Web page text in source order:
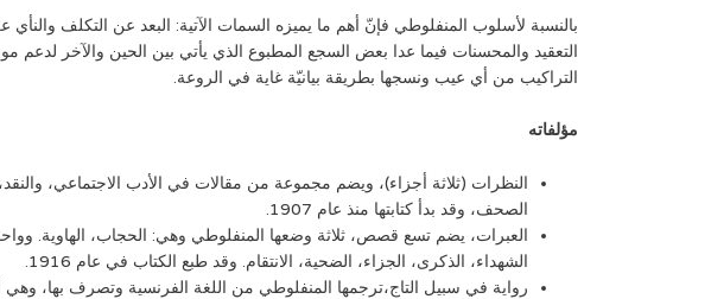
بالنسبة لأسلوب المنفلوطي فإنّ أهم ما يميزه السمات الآتية: البعد عن التكلف والنأي
التعقيد والمحسنات فيما عدا بعض السجع المطبوع الذي يأتي بين الحين والآخر لدعم
التراكيب من أي عيب ونسجها بطريقة بيانيّة غاية في الروعة.
مؤلفاته
النظرات (ثلاثة أجزاء)، ويضم مجموعة من مقالات في الأدب الاجتماعي،
الصحف، وقد بدأ كتابتها منذ عام 1907.
العبرات، يضم تسع قصص، ثلاثة وضعها المنفلوطي وهي: الحجاب، الهاوية.
الشهداء، الذكرى، الجزاء، الضحية، الانتقام. وقد طبع الكتاب في عام 1916.
رواية في سبيل التاج،ترجمها المنفلوطي من اللغة الفرنسية وتصرف بها،